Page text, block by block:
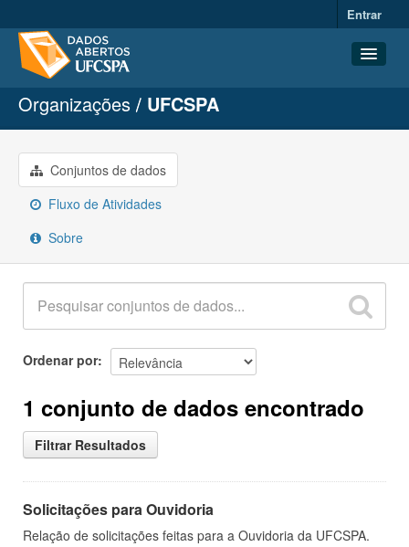
Entrar
Conjuntos de dados
Organizações
Grupos
Sobre
Organizações UFCSPA
Conjuntos de dados
Fluxo de Atividades
Sobre
Ordenar por
1 conjunto de dados encontrado
Filtrar Resultados
Solicitações para Ouvidoria
Relação de solicitações feitas para a Ouvidoria da UFCSPA.